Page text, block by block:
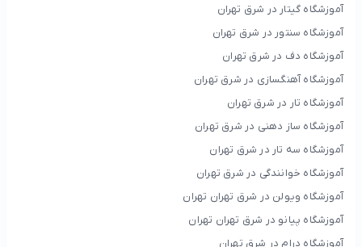
آموزشگاه گیتار در شرق تهران
آموزشگاه سنتور در شرق تهران
آموزشگاه دف در شرق تهران
آموزشگاه آهنگسازی در شرق تهران
آموزشگاه تار در شرق تهران
آموزشگاه ساز دهنی در شرق تهران
آموزشگاه سه تار در شرق تهران
آموزشگاه خوانندگی در شرق تهران
آموزشگاه ویولن در شرق تهران تهران
آموزشگاه پیانو در شرق تهران تهران
آموزشگاه درام در شرق تهران